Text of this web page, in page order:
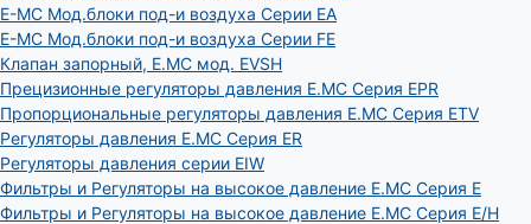
E-MC Мод.блоки под-и воздуха Серии EA
E-MC Мод.блоки под-и воздуха Серии FE
Клапан запорный, E.MC мод. EVSH
Прецизионные регуляторы давления E.MC Серия EPR
Пропорциональные регуляторы давления E.MC Серия ETV
Регуляторы давления E.MC Серия ER
Регуляторы давления серии EIW
Фильтры и Регуляторы на высокое давление E.MC Серия E
Фильтры и Регуляторы на высокое давление E.MC Серия E/H